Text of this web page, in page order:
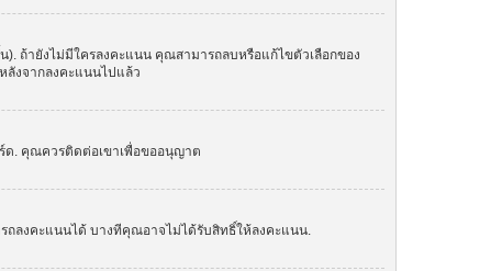
ถ้ายังไม่มีใครลงคะแนน คุณสามารถลบหรือแก้ไขตัวเลือกของ
ลังจากลงคะแนนไปแล้ว
ด. คุณควรติดต่อเขาเพื่อขออนุญาต
ถลงคะแนนได้ บางทีคุณอาจไม่ได้รับสิทธิ์ให้ลงคะแนน.